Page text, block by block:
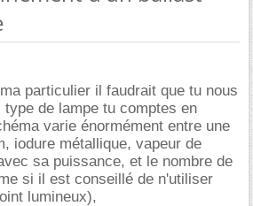
particulier il faudrait que tu nous
de lampe tu comptes en
varie énormément entre une
iodure métallique, vapeur de
sa puissance, et le nombre de
si il est conseillé de n'utiliser
lumineux),